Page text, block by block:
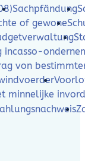
Sachpfändung
of gewone
incasso-
von
minnelijke